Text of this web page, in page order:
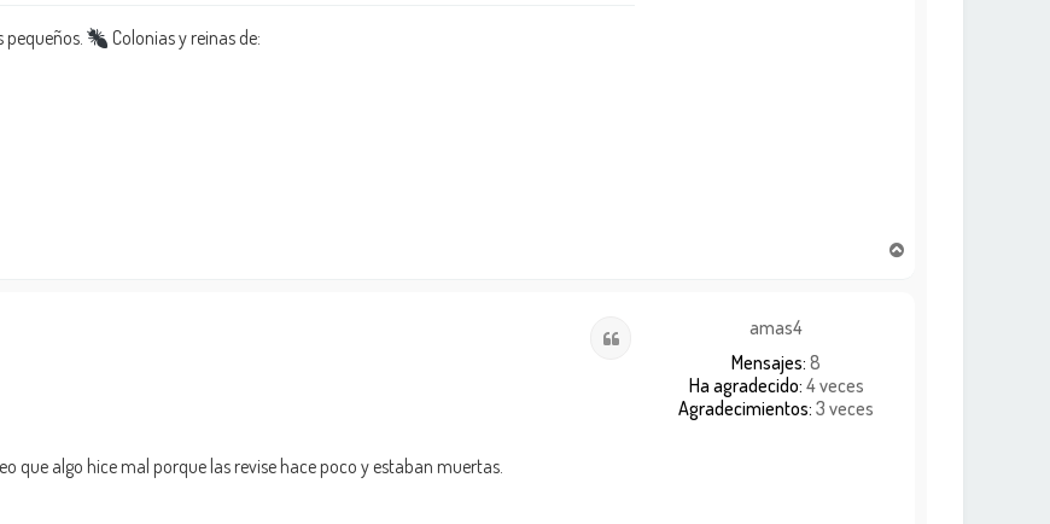
Colonias y reinas de:
amas4
Mensajes: 8
Ha agradecido: 4 veces
Agradecimientos: 3 veces
que algo hice mal porque las revise hace poco y estaban muertas.